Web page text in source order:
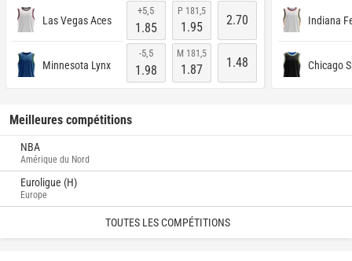
Las Vegas Aces
Minnesota Lynx
+5,5
1.85
-5,5
1.98
P 181,5
1.95
M 181,5
1.87
2.70
1.48
Indiana
Chicago
Meilleures compétitions
NBA
Amérique du Nord
Euroligue (H)
Europe
TOUTES LES COMPÉTITIONS